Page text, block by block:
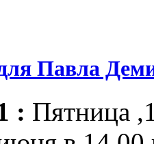
Павла
: Пятница